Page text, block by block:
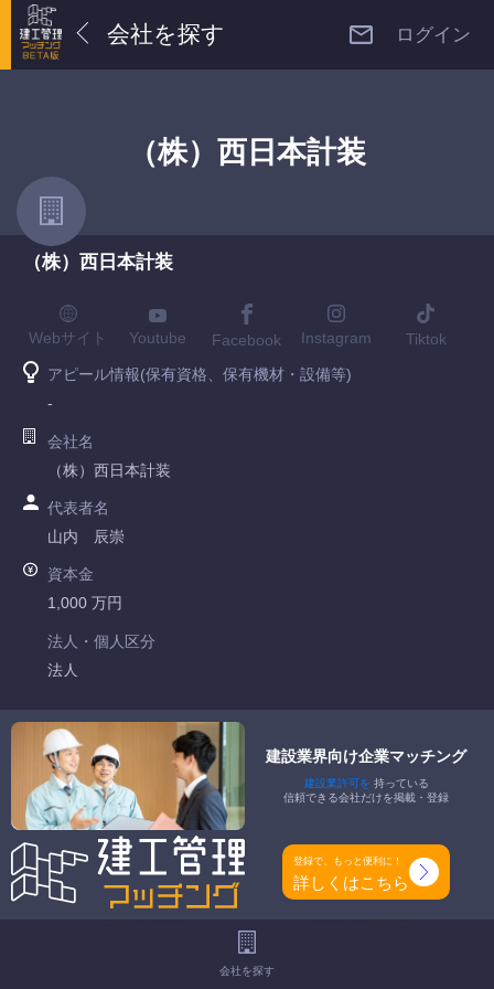
会社を探す ログイン
（株）西日本計装
（株）西日本計装
Webサイト Youtube Facebook Instagram Tiktok
アピール情報(保有資格、保有機材・設備等)
-
会社名
（株）西日本計装
代表者名
山内 辰崇
資本金
1,000 万円
法人・個人区分
法人
許可番号
福岡県知事許可 第022245号
特定建設業
-
一般建設業
電気工事業 管工事業
建設業界向け企業マッチング
建設業許可を 持っている
信頼できる会社だけを掲載・登録
登録で、もっと便利に！
詳しくはこちら
会社を探す